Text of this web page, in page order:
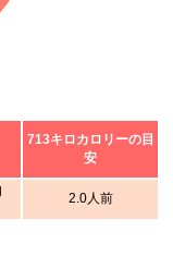
713キロカロリーの目
安
2.0人前